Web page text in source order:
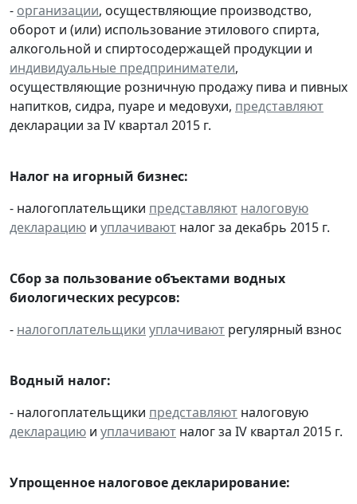
- организации, осуществляющие производство,
оборот и (или) использование этилового спирта,
алкогольной и спиртосодержащей продукции и
индивидуальные предприниматели,
осуществляющие розничную продажу пива и пивных
напитков, сидра, пуаре и медовухи, представляют
декларации за IV квартал 2015 г.
Налог на игорный бизнес:
- налогоплательщики представляют налоговую
декларацию и уплачивают налог за декабрь 2015 г.
Сбор за пользование объектами водных
биологических ресурсов:
- налогоплательщики уплачивают регулярный взнос
Водный налог:
- налогоплательщики представляют налоговую
декларацию и уплачивают налог за IV квартал 2015 г.
Упрощенное налоговое декларирование: